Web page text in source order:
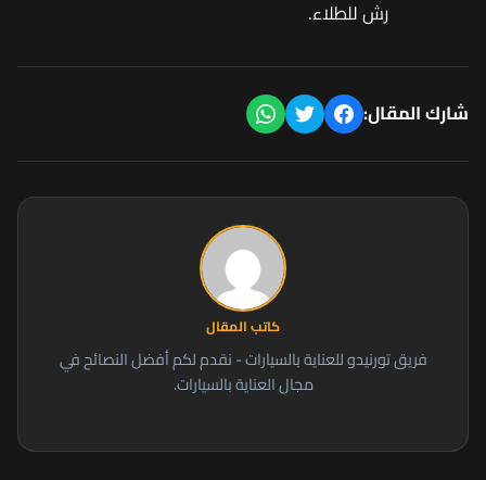
رش للطلاء.
شارك المقال:
كاتب المقال
فريق تورنيدو للعناية بالسيارات - نقدم لكم أفضل النصائح في
مجال العناية بالسيارات.